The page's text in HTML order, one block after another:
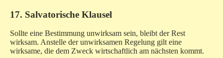
17. Salvatorische Klausel
Sollte eine Bestimmung unwirksam sein, bleibt der Rest
wirksam. Anstelle der unwirksamen Regelung gilt eine
wirksame, die dem Zweck wirtschaftlich am nächsten kommt.